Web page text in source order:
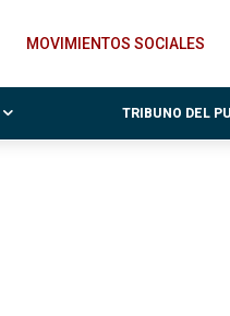
MOVIMIENTOS SOCIALES
TRIBUNO DEL